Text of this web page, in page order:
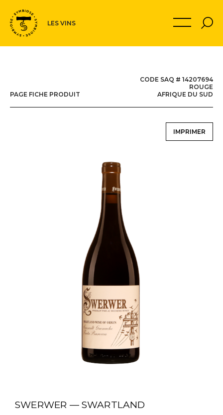
LES VINS
Navigation
secondaire
PAGE FICHE PRODUIT
CODE SAQ # 14207694
ROUGE
AFRIQUE DU SUD
IMPRIMER
SWERWER — SWARTLAND